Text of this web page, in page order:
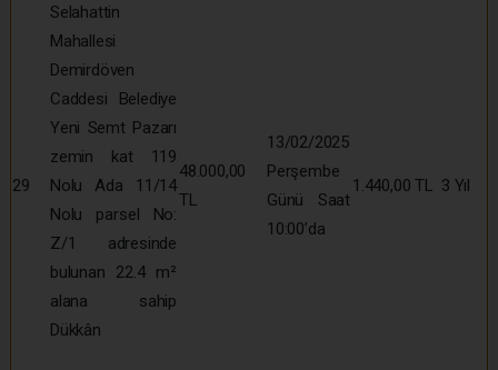
29
Selahattin
Mahallesi
Demirdöven
Caddesi Belediye
Yeni Semt Pazarı
zemin kat 119
Nolu Ada 11/14
Nolu parsel No:
Z/1 adresinde
bulunan 22.4 m²
alana sahip
Dükkân
48.000,00
TL
13/02/2025
Perşembe
Günü Saat
10:00’da
1.440,00 TL 3 Yıl